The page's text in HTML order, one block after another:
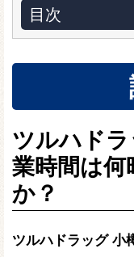
目次
ツルハド
業時間は
か？
ツルハドラッグ 小